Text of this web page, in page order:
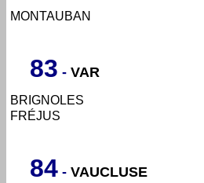
MONTAUBAN
83 - VAR
BRIGNOLES
FRÉJUS
84 - VAUCLUSE